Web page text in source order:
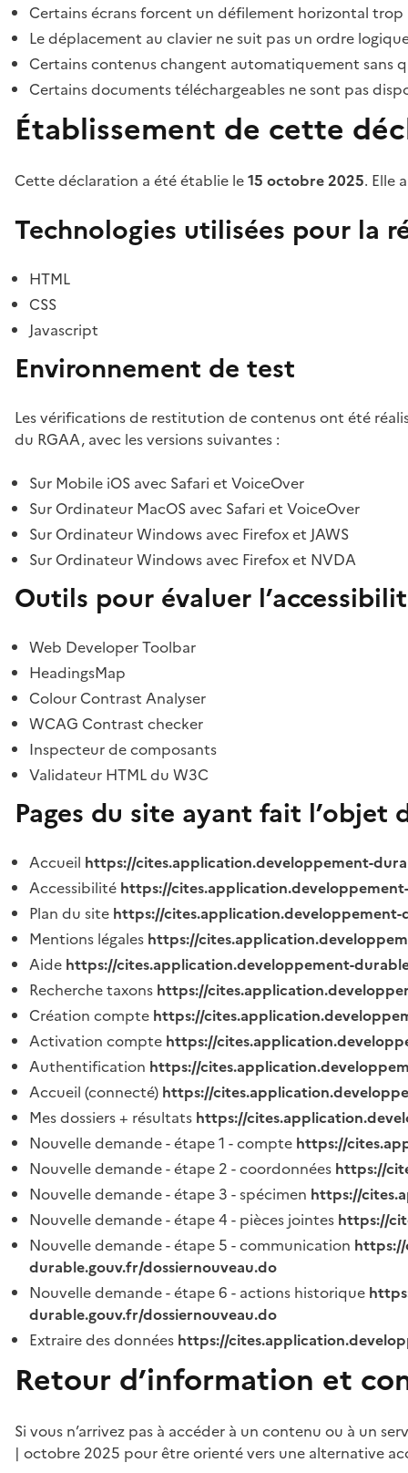
Certains écrans forcent un défilement horizontal
Le déplacement au clavier ne suit pas un ordre
Certains contenus changent automatiquement sans
Certains documents téléchargeables ne sont pas
Établissement de cette
Cette déclaration a été établie le15 octobre 2025. Elle
Technologies utilisées pour la
HTML
CSS
Javascript
Environnement de test
Les vérifications de restitution de contenus ont été
du RGAA, avec les versions suivantes :
Sur Mobile iOS avec Safari et VoiceOver
Sur Ordinateur MacOS avec Safari et VoiceOver
Sur Ordinateur Windows avec Firefox et JAWS
Sur Ordinateur Windows avec Firefox et NVDA
Outils pour évaluer
Web Developer Toolbar
HeadingsMap
Colour Contrast Analyser
WCAG Contrast checker
Inspecteur de composants
Validateur HTML du W3C
Pages du site ayant fait
Accueil https://cites.application.developpement-
Accessibilité https://
Plan du site https://
Mentions légales https://
Aide https://cites.application.developpement-
Recherche taxons https://
Création compte https://
Activation compte https://
Authentification https://
Accueil (connecté) https://
Mes dossiers + résultats https://
Nouvelle demande - étape 1 - compte https://
Nouvelle demande - étape 2 - coordonnées https://
Nouvelle demande - étape 3 - spécimen https://
Nouvelle demande - étape 4 - pièces jointes https://
Nouvelle demande - étape 5 - communication
durable.gouv.fr/dossiernouveau.do
Nouvelle demande - étape 6 - actions historique
durable.gouv.fr/dossiernouveau.do
Extraire des données https://
Retour d’information et
Si vous n’arrivez pas à accéder à un contenu ou à un
| octobre 2025 pour être orienté vers une alternative